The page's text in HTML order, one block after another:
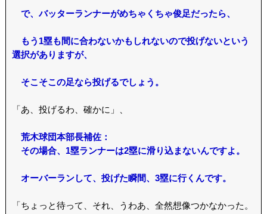
で、バッターランナーがめちゃくちゃ俊足だったら、
もう1塁も間に合わないかもしれないので投げないという
選択がありますが、
そこそこの足なら投げるでしょう。
「あ、投げるわ、確かに」、
荒木球団本部長補佐：
その場合、1塁ランナーは2塁に滑り込まないんですよ。
オーバーランして、投げた瞬間、3塁に行くんです。
「ちょっと待って、それ、うわあ、全然想像つかなかった。